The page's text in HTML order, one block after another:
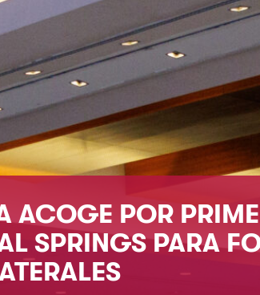
ACOGE POR
SPRINGS PARA